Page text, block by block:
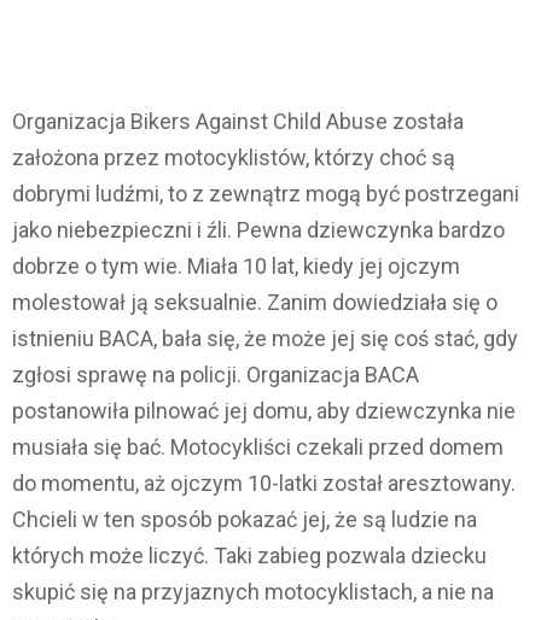
Organizacja Bikers Against Child Abuse została
założona przez motocyklistów, którzy choć są
dobrymi ludźmi, to z zewnątrz mogą być postrzegani
jako niebezpieczni i źli. Pewna dziewczynka bardzo
dobrze o tym wie. Miała 10 lat, kiedy jej ojczym
molestował ją seksualnie. Zanim dowiedziała się o
istnieniu BACA, bała się, że może jej się coś stać, gdy
zgłosi sprawę na policji. Organizacja BACA
postanowiła pilnować jej domu, aby dziewczynka nie
musiała się bać. Motocykliści czekali przed domem
do momentu, aż ojczym 10-latki został aresztowany.
Chcieli w ten sposób pokazać jej, że są ludzie na
których może liczyć. Taki zabieg pozwala dziecku
skupić się na przyjaznych motocyklistach, a nie na